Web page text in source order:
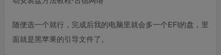
随便选一个就行，完成后我的电脑里就会多一个EFI的盘，里
面就是黑苹果的引导文件了。